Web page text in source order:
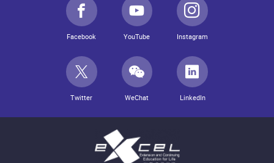
Facebook YouTube Instagram
Twitter WeChat LinkedIn